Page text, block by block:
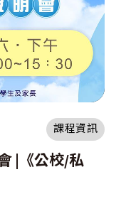
課程資訊
|《公校/私